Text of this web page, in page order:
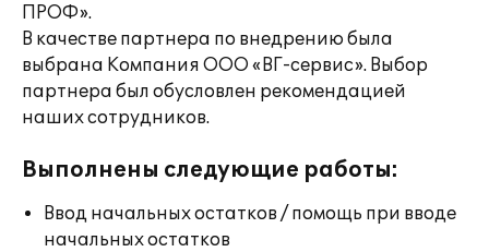
ПРОФ».
В качестве партнера по внедрению была
выбрана Компания ООО «ВГ-сервис». Выбор
партнера был обусловлен рекомендацией
наших сотрудников.
Выполнены следующие работы:
Ввод начальных остатков / помощь при вводе
начальных остатков